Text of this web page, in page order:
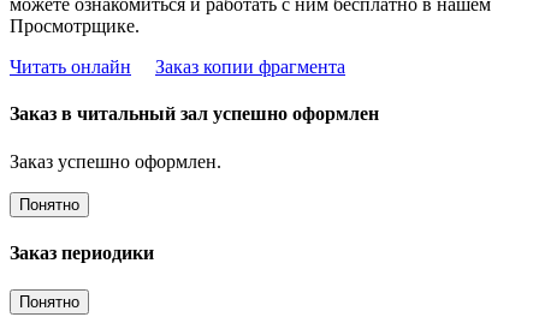
можете ознакомиться и работать с ним бесплатно в нашем
Просмотрщике.
Читать онлайн
Заказ копии фрагмента
Заказ в читальный зал успешно оформлен
Заказ успешно оформлен.
Понятно
Заказ периодики
Понятно